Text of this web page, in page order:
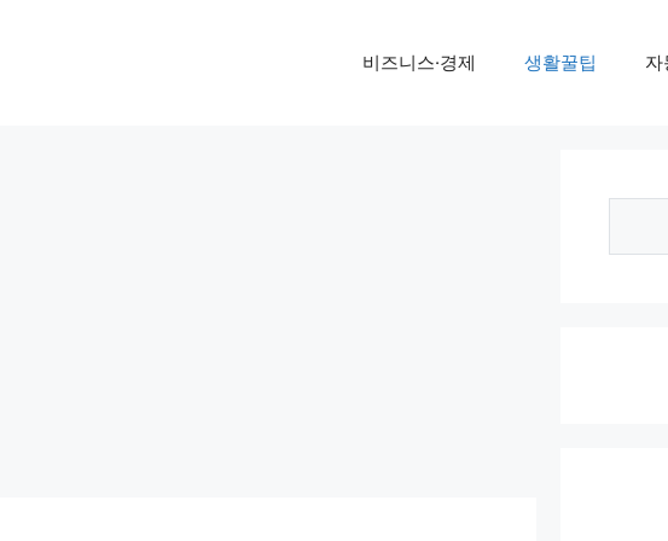
비즈니스·경제 생활꿀팁 자